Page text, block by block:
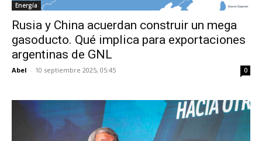
Energía
Rusia y China acuerdan construir un mega
gasoducto. Qué implica para exportaciones
argentinas de GNL
Abel - 10 septiembre 2025, 05:45 0